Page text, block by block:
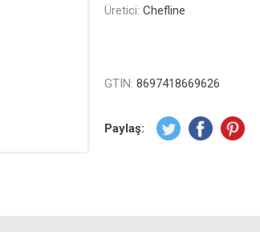
Üretici: Chefline
GTIN: 8697418669626
Paylaş: